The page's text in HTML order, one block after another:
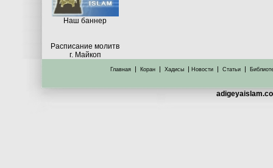
Hаш баннер
Расписание молитв
г. Майкоп
Главная | Коран | Хадисы | Новости | Статьи |